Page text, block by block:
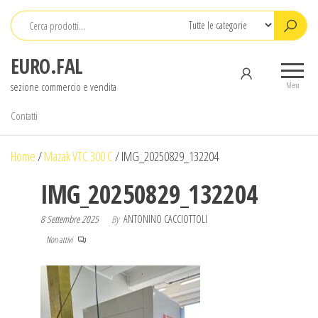
Salta
contenuto
EURO.FAL
sezione commercio e vendita Menu
Contatti
Home/Mazak VTC 300 C/IMG_20250829_132204
IMG_20250829_132204
8 Settembre 2025 By ANTONINO CACCIOTTOLI
Non attivi